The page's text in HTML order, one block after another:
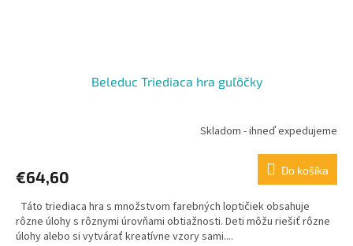
Beleduc Triediaca hra guľôčky
Skladom - ihneď expedujeme
€64,60 Do košíka
Táto triediaca hra s množstvom farebných loptičiek obsahuje
rôzne úlohy s rôznymi úrovňami obtiažnosti. Deti môžu riešiť rôzne
úlohy alebo si vytvárať kreatívne vzory sami....